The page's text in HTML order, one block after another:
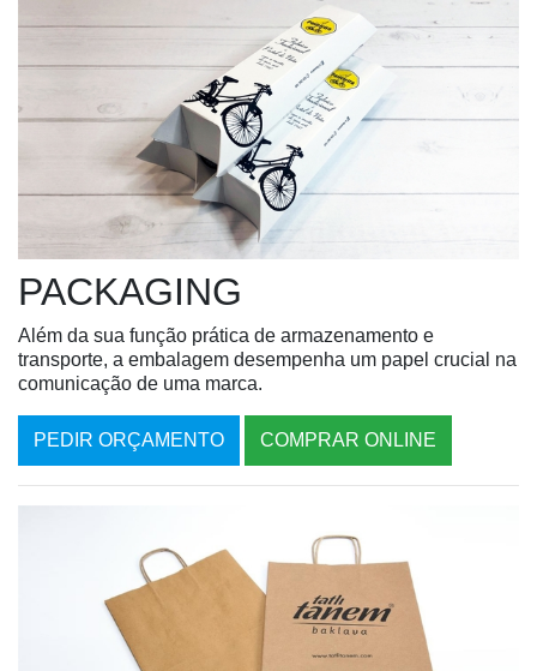
PACKAGING
Além da sua função prática de armazenamento e
transporte, a embalagem desempenha um papel crucial na
comunicação de uma marca.
PEDIR ORÇAMENTO COMPRAR ONLINE